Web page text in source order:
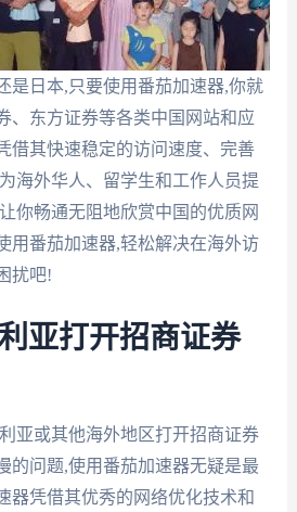
是日本,只要使用番茄加速器,你就
、东方证券等各类中国网站和应
借其快速稳定的访问速度、完善
海外华人、留学生和工作人员提
你畅通无阻地欣赏中国的优质网
用番茄加速器,轻松解决在海外访
扰吧!
亚打开招商证券
亚或其他海外地区打开招商证券
的问题,使用番茄加速器无疑是最
器凭借其优秀的网络优化技术和